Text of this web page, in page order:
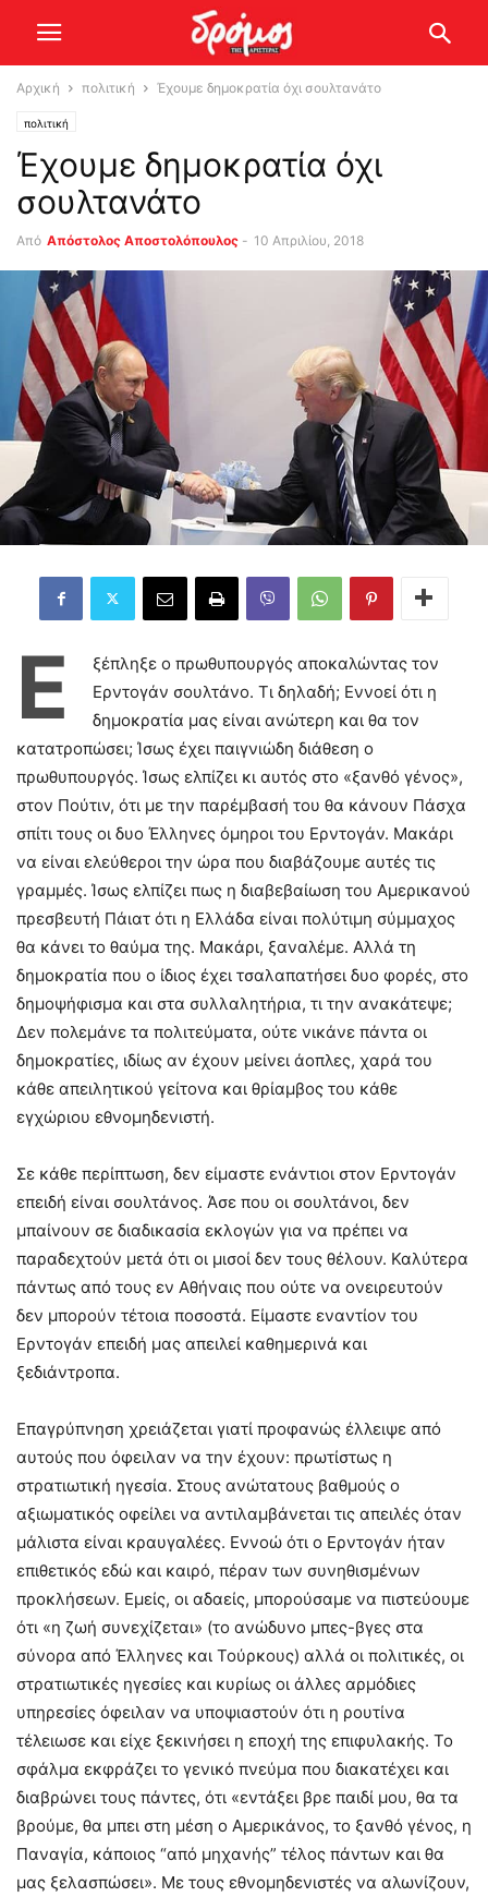
Αρχική πολιτική Έχουμε δημοκρατία όχι σουλτανάτο
πολιτική
Έχουμε δημοκρατία όχι
σουλτανάτο
Από Απόστολος Αποστολόπουλος - 10 Απριλίου, 2018
Ε
ξέπληξε ο πρωθυπουργός αποκαλώντας τον
Ερντογάν σουλτάνο. Τι δηλαδή; Εννοεί ότι η
δημοκρατία μας είναι ανώτερη και θα τον
κατατροπώσει; Ίσως έχει παιγνιώδη διάθεση ο
πρωθυπουργός. Ίσως ελπίζει κι αυτός στο «ξανθό γένος»,
στον Πούτιν, ότι με την παρέμβασή του θα κάνουν Πάσχα
σπίτι τους οι δυο Έλληνες όμηροι του Ερντογάν. Μακάρι
να είναι ελεύθεροι την ώρα που διαβάζουμε αυτές τις
γραμμές. Ίσως ελπίζει πως η διαβεβαίωση του Αμερικανού
πρεσβευτή Πάιατ ότι η Ελλάδα είναι πολύτιμη σύμμαχος
θα κάνει το θαύμα της. Μακάρι, ξαναλέμε. Αλλά τη
δημοκρατία που ο ίδιος έχει τσαλαπατήσει δυο φορές, στο
δημοψήφισμα και στα συλλαλητήρια, τι την ανακάτεψε;
Δεν πολεμάνε τα πολιτεύματα, ούτε νικάνε πάντα οι
δημοκρατίες, ιδίως αν έχουν μείνει άοπλες, χαρά του
κάθε απειλητικού γείτονα και θρίαμβος του κάθε
εγχώριου εθνομηδενιστή.
Σε κάθε περίπτωση, δεν είμαστε ενάντιοι στον Ερντογάν
επειδή είναι σουλτάνος. Άσε που οι σουλτάνοι, δεν
μπαίνουν σε διαδικασία εκλογών για να πρέπει να
παραδεχτούν μετά ότι οι μισοί δεν τους θέλουν. Καλύτερα
πάντως από τους εν Αθήναις που ούτε να ονειρευτούν
δεν μπορούν τέτοια ποσοστά. Είμαστε εναντίον του
Ερντογάν επειδή μας απειλεί καθημερινά και
ξεδιάντροπα.
Επαγρύπνηση χρειάζεται γιατί προφανώς έλλειψε από
αυτούς που όφειλαν να την έχουν: πρωτίστως η
στρατιωτική ηγεσία. Στους ανώτατους βαθμούς ο
αξιωματικός οφείλει να αντιλαμβάνεται τις απειλές όταν
μάλιστα είναι κραυγαλέες. Εννοώ ότι ο Ερντογάν ήταν
επιθετικός εδώ και καιρό, πέραν των συνηθισμένων
προκλήσεων. Εμείς, οι αδαείς, μπορούσαμε να πιστεύουμε
ότι «η ζωή συνεχίζεται» (το ανώδυνο μπες-βγες στα
σύνορα από Έλληνες και Τούρκους) αλλά οι πολιτικές, οι
στρατιωτικές ηγεσίες και κυρίως οι άλλες αρμόδιες
υπηρεσίες όφειλαν να υποψιαστούν ότι η ρουτίνα
τέλειωσε και είχε ξεκινήσει η εποχή της επιφυλακής. Το
σφάλμα εκφράζει το γενικό πνεύμα που διακατέχει και
διαβρώνει τους πάντες, ότι «εντάξει βρε παιδί μου, θα τα
βρούμε, θα μπει στη μέση ο Αμερικάνος, το ξανθό γένος, η
Παναγία, κάποιος “από μηχανής” τέλος πάντων και θα
μας ξελασπώσει». Με τους εθνομηδενιστές να αλωνίζουν,